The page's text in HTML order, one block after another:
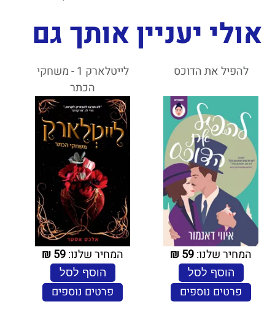
אולי יעניין אותך גם
להפיל את הדוכס
המחיר שלנו:59
₪
הוסף לסל
פרטים נוספים
לייטלארק 1 - משחקי
הכתר
המחיר שלנו:59
₪
הוסף לסל
פרטים נוספים